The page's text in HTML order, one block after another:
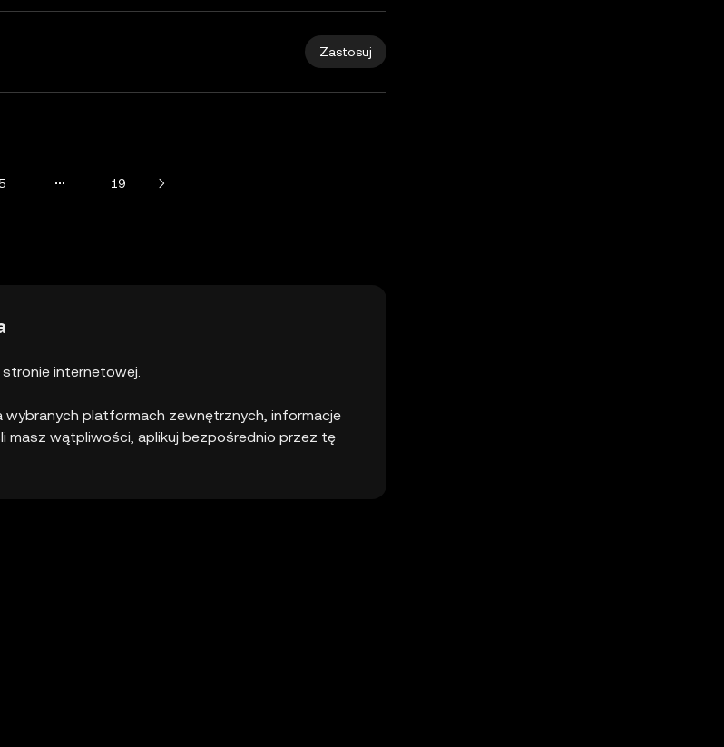
Zastosuj
19
internetowej.
platformach zewnętrznych, informacje
masz wątpliwości, aplikuj bezpośrednio przez tę